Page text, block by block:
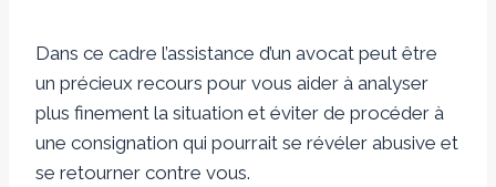
Dans ce cadre l’assistance d’un avocat peut être
un précieux recours pour vous aider à analyser
plus finement la situation et éviter de procéder à
une consignation qui pourrait se révéler abusive et
se retourner contre vous.